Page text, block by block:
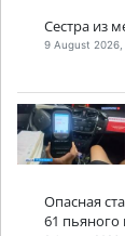
Сестра из
9 August 2026,
Опасная
61 пьяного